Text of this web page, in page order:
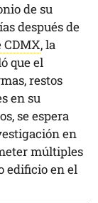
de su
después de
CDMX, la
que el
restos
en su
se espera
en
múltiples
edificio en el